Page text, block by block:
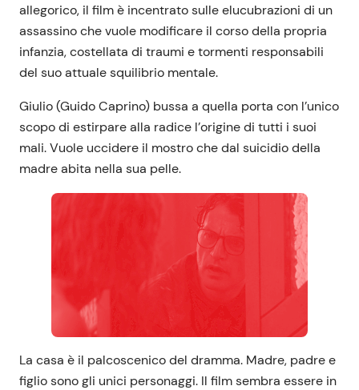
allegorico, il film è incentrato sulle elucubrazioni di un
assassino che vuole modificare il corso della propria
infanzia, costellata di traumi e tormenti responsabili
del suo attuale squilibrio mentale.
Giulio (Guido Caprino) bussa a quella porta con l’unico
scopo di estirpare alla radice l’origine di tutti i suoi
mali. Vuole uccidere il mostro che dal suicidio della
madre abita nella sua pelle.
La casa è il palcoscenico del dramma. Madre, padre e
figlio sono gli unici personaggi. Il film sembra essere in